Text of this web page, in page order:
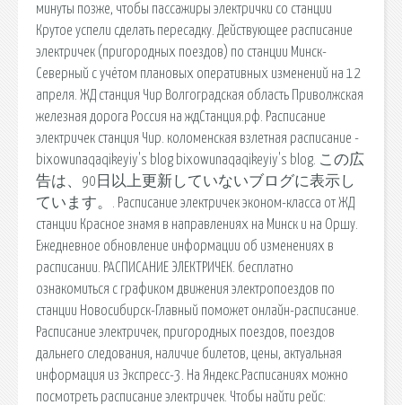
минуты позже, чтобы пассажиры электрички со станции
Крутое успели сделать пересадку. Действующее расписание
электричек (пригородных поездов) по станции Минск-
Северный с учётом плановых оперативных изменений на 12
апреля. ЖД станция Чир Волгоградская область Приволжская
железная дорога Россия на ждСтанция.рф. Расписание
электричек станция Чир. коломенская взлетная расписание -
bixowunaqaqikeyiy's blog bixowunaqaqikeyiy's blog. この広
告は、90日以上更新していないブログに表示し
ています。. Расписание электричек эконом-класса от ЖД
станции Красное знамя в направлениях на Минск и на Оршу.
Ежедневное обновление информации об изменениях в
расписании. РАСПИСАНИЕ ЭЛЕКТРИЧЕК. бесплатно
ознакомиться с графиком движения электропоездов по
станции Новосибирск-Главный поможет онлайн-расписание.
Расписание электричек, пригородных поездов, поездов
дальнего следования, наличие билетов, цены, актуальная
информация из Экспресс-3. На Яндекс.Расписаниях можно
посмотреть расписание электричек. Чтобы найти рейс: